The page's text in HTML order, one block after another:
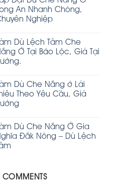
An Nhanh Chóng,
Nghiệp
Dù Lệch Tâm Che
Ở Tại Bảo Lộc, Giá Tại
Dù Che Nắng ở Lái
Theo Yêu Cầu, Giá
Dù Che Nắng Ở Gia
Đắk Nông – Dù Lệch
COMMENTS